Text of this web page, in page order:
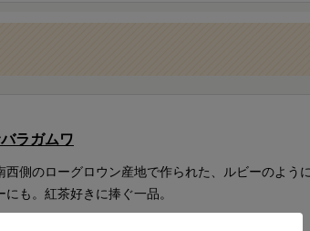
ラガムワ
西側のローグロウン産地で作られた、ルビーのよう
も。紅茶好きに捧ぐ一品。